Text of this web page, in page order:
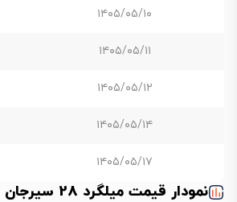
۱۴۰۵/۰۵/۱۰
۱۴۰۵/۰۵/۱۱
۱۴۰۵/۰۵/۱۲
۱۴۰۵/۰۵/۱۴
۱۴۰۵/۰۵/۱۷
نمودار قیمت میلگرد 28 سیرجان